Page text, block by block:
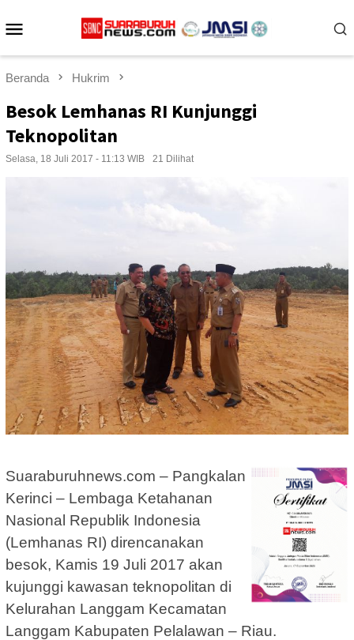
ke
Beranda Hukrim
Besok Lemhanas RI Kunjunggi
Teknopolitan
Selasa, 18 Juli 2017 - 11:13 WIB 21 Dilihat
Suaraburuhnews.com – Pangkalan
Kerinci – Lembaga Ketahanan
Nasional Republik Indonesia
(Lemhanas RI) direncanakan
besok, Kamis 19 Juli 2017 akan
kujunggi kawasan teknopolitan di
Kelurahan Langgam Kecamatan
Langgam Kabupaten Pelalawan – Riau.